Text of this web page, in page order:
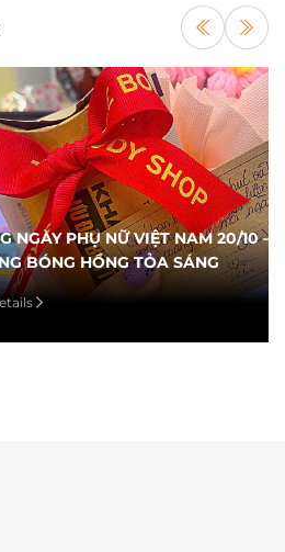
NAM 20/10 – TÔN VINH
SÁNG